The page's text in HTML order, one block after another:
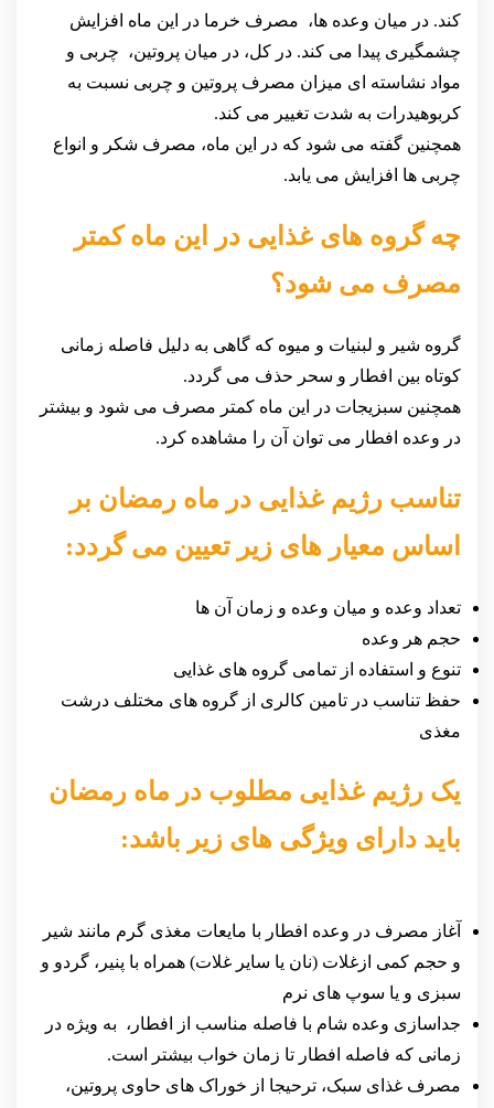
کند. در میان وعده ها، مصرف خرما در این ماه افزایش
چشمگیری پیدا می کند. در کل، در میان پروتین، چربی و
مواد نشاسته ای میزان مصرف پروتین و چربی نسبت به
کربوهیدرات به شدت تغییر می کند.
همچنین گفته می شود که در این ماه، مصرف شکر و انواع
چربی ها افزایش می یابد.
چه گروه های غذایی در این ماه کمتر
مصرف می شود؟
گروه شیر و لبنیات و میوه که گاهی به دلیل فاصله زمانی
کوتاه بین افطار و سحر حذف می گردد.
همچنین سبزیجات در این ماه کمتر مصرف می شود و بیشتر
در وعده افطار می توان آن را مشاهده کرد.
تناسب رژیم غذایی در ماه رمضان بر
اساس معیار های زیر تعیین می گردد:
تعداد وعده و میان وعده و زمان آن ها
حجم هر وعده
تنوع و استفاده از تمامی گروه های غذایی
حفظ تناسب در تامین کالری از گروه های مختلف درشت
مغذی
یک رژیم غذایی مطلوب در ماه رمضان
باید دارای ویژگی های زیر باشد:
آغاز مصرف در وعده افطار با مایعات مغذی گرم مانند شیر
و حجم کمی ازغلات (نان یا سایر غلات) همراه با پنیر، گردو و
سبزی و یا سوپ های نرم
جداسازی وعده شام با فاصله مناسب از افطار، به ویژه در
زمانی که فاصله افطار تا زمان خواب بیشتر است.
مصرف غذای سبک، ترحیجا از خوراک های حاوی پروتین،